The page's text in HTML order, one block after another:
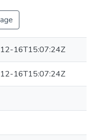
16T15:07:24Z
16T15:07:24Z